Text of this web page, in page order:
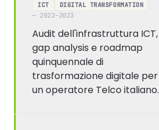
ICT
DIGITAL TRANSFORMATION
— 2022–2023
Audit dell'infrastruttura ICT,
gap analysis e roadmap
quinquennale di
trasformazione digitale per
un operatore Telco italiano.